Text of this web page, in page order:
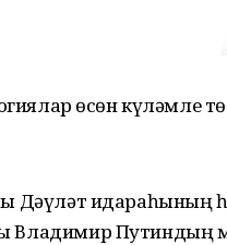
өсөн күләмле
Дәүләт идараһының
Владимир Путиндың